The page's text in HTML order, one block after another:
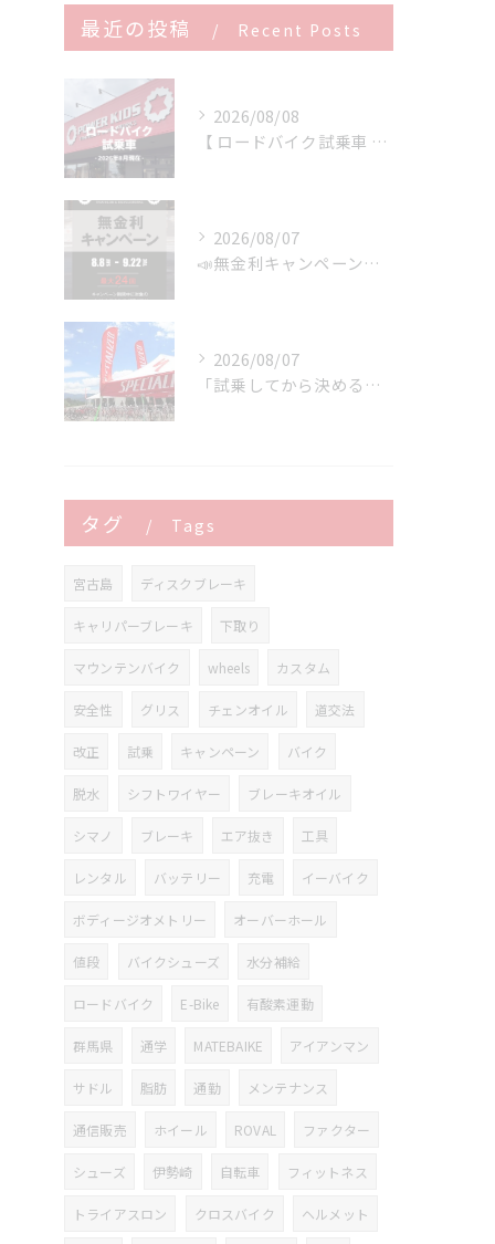
最近の投稿 Recent Posts
2026/08/08
【 ロードバイク試乗車 】※2026年8月現在
2026/08/07
📣無金利キャンペーン開催決定‼️
2026/08/07
「試乗してから決める。」 それがPOWER-KIDSの一番大切にしていることです。
タグ Tags
宮古島 ディスクブレーキ
キャリパーブレーキ 下取り
マウンテンバイク wheels カスタム
安全性 グリス チェンオイル 道交法
改正 試乗 キャンペーン バイク
脱水 シフトワイヤー ブレーキオイル
シマノ ブレーキ エア抜き 工具
レンタル バッテリー 充電 イーバイク
ボディージオメトリー オーバーホール
値段 バイクシューズ 水分補給
ロードバイク E-Bike 有酸素運動
群馬県 通学 MATEBAIKE アイアンマン
サドル 脂肪 通勤 メンテナンス
通信販売 ホイール ROVAL ファクター
シューズ 伊勢崎 自転車 フィットネス
トライアスロン クロスバイク ヘルメット